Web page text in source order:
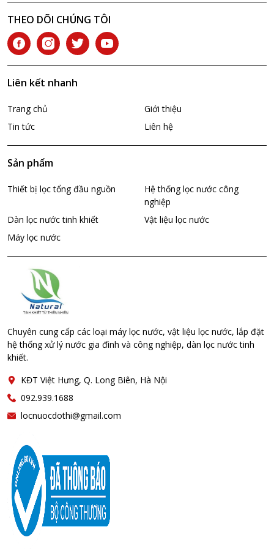
THEO DÕI CHÚNG TÔI
Liên kết nhanh
Trang chủ
Giới thiệu
Tin tức
Liên hệ
Sản phẩm
Thiết bị lọc tổng đầu nguồn
Hệ thống lọc nước công
nghiệp
Dàn lọc nước tinh khiết
Vật liệu lọc nước
Máy lọc nước
Chuyên cung cấp các loại máy lọc nước, vật liệu lọc nước, lắp đặt
hệ thống xử lý nước gia đình và công nghiệp, dàn lọc nước tinh
khiết.
KĐT Việt Hưng, Q. Long Biên, Hà Nội
092.939.1688
locnuocdothi@gmail.com